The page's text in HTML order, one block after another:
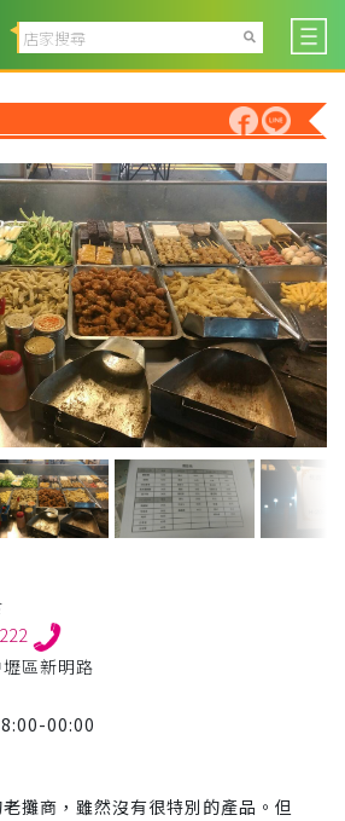
區新明路
00:00
攤商，雖然沒有很特別的產品。但